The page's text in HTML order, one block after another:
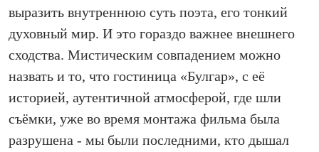
выразить внутреннюю суть поэта, его тонкий
духовный мир. И это гораздо важнее внешнего
сходства. Мистическим совпадением можно
назвать и то, что гостиница «Булгар», с её
историей, аутентичной атмо­сферой, где шли
съёмки, уже во время монтажа фильма была
разрушена - мы были последними, кто дышал